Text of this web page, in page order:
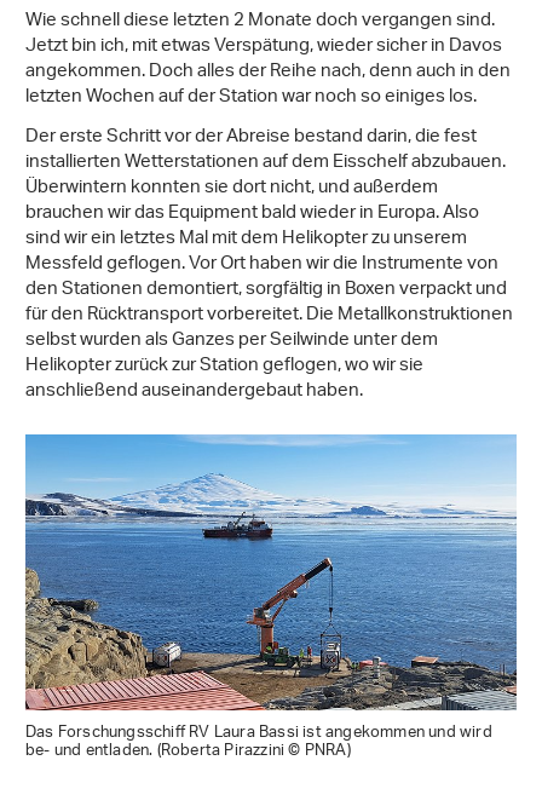
Wie schnell diese letzten 2 Monate doch vergangen sind.
Jetzt bin ich, mit etwas Verspätung, wieder sicher in Davos
angekommen. Doch alles der Reihe nach, denn auch in den
letzten Wochen auf der Station war noch so einiges los.
Der erste Schritt vor der Abreise bestand darin, die fest
installierten Wetterstationen auf dem Eisschelf abzubauen.
Überwintern konnten sie dort nicht, und außerdem
brauchen wir das Equipment bald wieder in Europa. Also
sind wir ein letztes Mal mit dem Helikopter zu unserem
Messfeld geflogen. Vor Ort haben wir die Instrumente von
den Stationen demontiert, sorgfältig in Boxen verpackt und
für den Rücktransport vorbereitet. Die Metallkonstruktionen
selbst wurden als Ganzes per Seilwinde unter dem
Helikopter zurück zur Station geflogen, wo wir sie
anschließend auseinandergebaut haben.
Das Forschungsschiff RV Laura Bassi ist angekommen und wird
be- und entladen. (Roberta Pirazzini © PNRA)